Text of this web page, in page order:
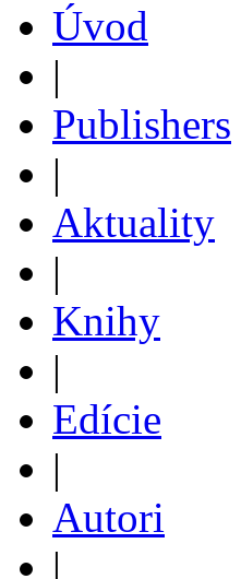
Úvod
|
Publishers
|
Aktuality
|
Knihy
|
Edície
|
Autori
|